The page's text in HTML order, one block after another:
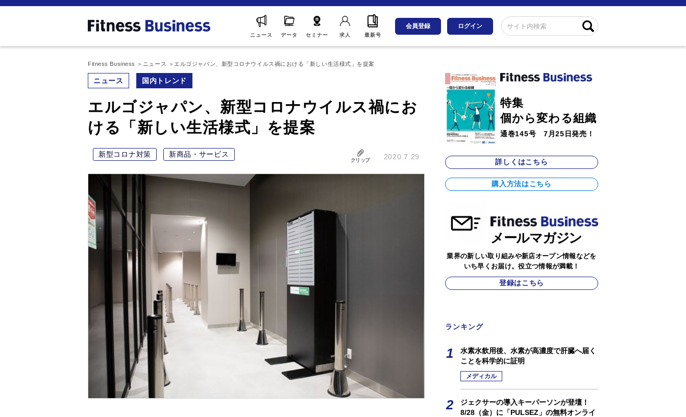
ニュース データ セミナー 求人 最新号
会員登録 ログイン
Fitness Business ニュース エルゴジャパン、新型コロナウイルス禍における「新しい生活様式」を提案
ニュース 国内トレンド
エルゴジャパン、新型コロナウイルス禍にお
ける「新しい生活様式」を提案
新型コロナ対策 新商品・サービス
クリップ 2020.7.29
特集
個から変わる組織
通巻145号 7月25日発売！
詳しくはこちら
購入方法はこちら
メールマガジン
業界の新しい取り組みや新店オープン情報などを
いち早くお届け。役立つ情報が満載！
登録はこちら
ランキング
水素水飲用後、水素が高濃度で肝臓へ届く
ことを科学的に証明
メディカル
ジェクサーの導入キーパーソンが登壇！
8/28（金）に「PULSEZ」の無料オンライ